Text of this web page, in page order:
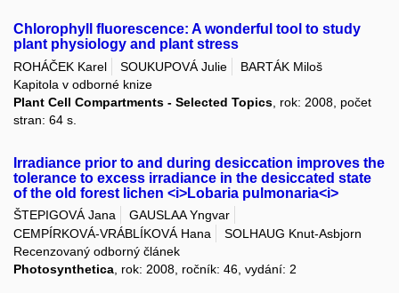
Chlorophyll fluorescence: A wonderful tool to study
plant physiology and plant stress
ROHÁČEK Karel SOUKUPOVÁ Julie
BARTÁK Miloš
Kapitola v odborné knize
Plant Cell Compartments - Selected Topics , rok: 2008, počet
stran: 64 s.
Irradiance prior to and during desiccation improves the
tolerance to excess irradiance in the desiccated state
of the old forest lichen <i>Lobaria pulmonaria<i>
ŠTEPIGOVÁ Jana
GAUSLAA Yngvar
CEMPÍRKOVÁ-VRÁBLÍKOVÁ Hana
SOLHAUG Knut-Asbjorn
Recenzovaný odborný článek
Photosynthetica , rok: 2008, ročník: 46, vydání: 2